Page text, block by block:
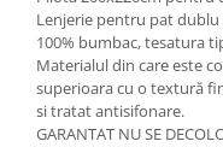
Lenjerie pentru pat
100% bumbac, tesatura
Materialul din care este
superioara cu o textură
si tratat antisifonare.
GARANTAT NU SE